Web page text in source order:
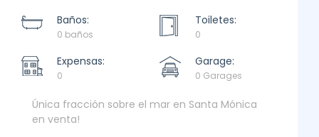
Baños:
0 baños
Toiletes:
0
Expensas:
0
Garage:
0 Garages
Única fracción sobre el mar en Santa Mónica
en venta!